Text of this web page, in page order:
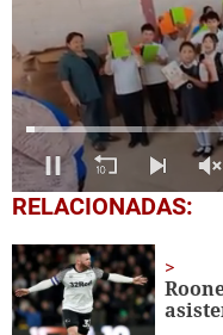
0
seconds
1
minute,
56
seconds
RELACIONADAS: